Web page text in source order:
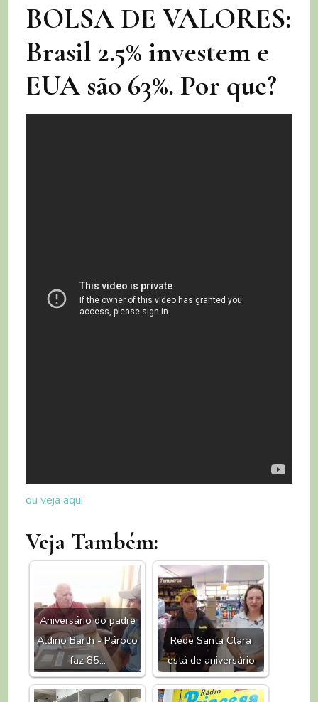
BOLSA DE VALORES:
Brasil 2.5% investem e
EUA são 63%. Por que?
ou veja aqui
Veja Também:
Aniversário do padre
Aldino Barth - Pároco
faz 85…
Rede Santa Clara
está de aniversário